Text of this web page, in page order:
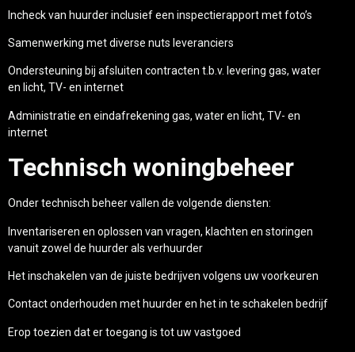
Incheck van huurder inclusief een inspectierapport met foto’s
Samenwerking met diverse nuts leveranciers
Ondersteuning bij afsluiten contracten t.b.v. levering gas, water
en licht, TV- en internet
Administratie en eindafrekening gas, water en licht, TV- en
internet
Technisch woningbeheer
Onder technisch beheer vallen de volgende diensten:
Inventariseren en oplossen van vragen, klachten en storingen
vanuit zowel de huurder als verhuurder
Het inschakelen van de juiste bedrijven volgens uw voorkeuren
Contact onderhouden met huurder en het in te schakelen bedrijf
Erop toezien dat er toegang is tot uw vastgoed